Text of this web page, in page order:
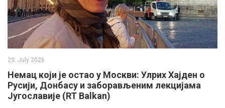
23. July 2026
Немац који је остао у Москви: Улрих Хајден о
Русији, Донбасу и заборављеним лекцијама
Југославије (RT Balkan)